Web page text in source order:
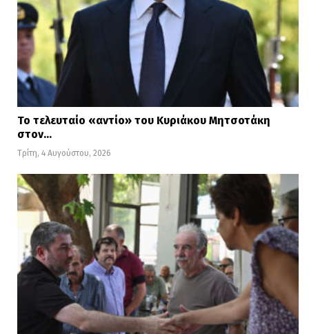
Το τελευταίο «αντίο» του Κυριάκου Μητσοτάκη
στον…
Τρίτη, 4 Αυγούστου, 2026